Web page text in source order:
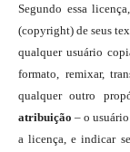
Segundo essa
(copyright) de seus
qualquer usuário
formato, remixar,
qualquer outro
atribuição – o
a licença, e indicar